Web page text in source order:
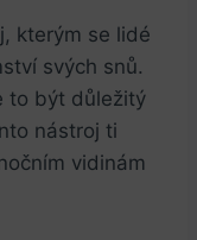
kterým se lidé
svých snů.
to být důležitý
nástroj ti
vidinám